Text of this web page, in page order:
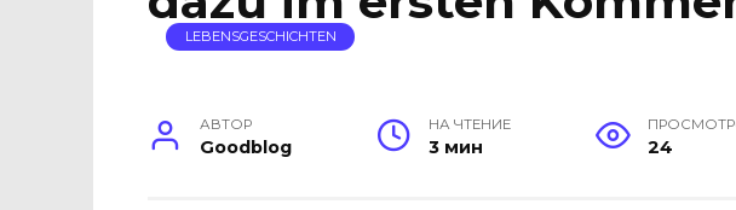
LEBENSGESCHICHTEN
АВТОР
Goodblog
НА ЧТЕНИЕ
3 мин 24